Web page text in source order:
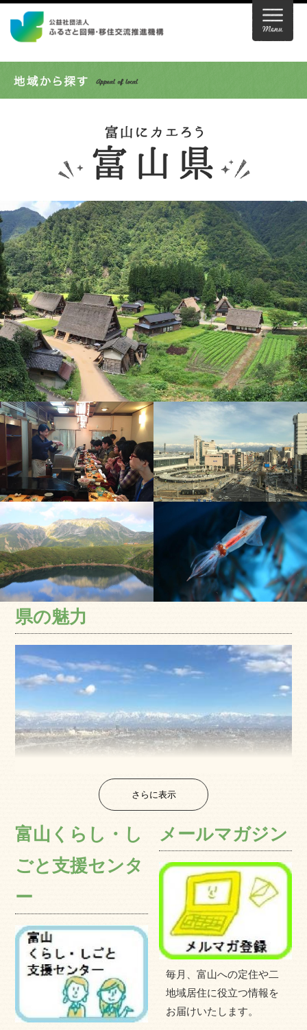
県の魅力
れ、中央には実り豊かな平野が広がり、富山湾、日本海へ
と開けている富山県では、植生自然度本州一が示すよう
に、美しく豊かな自然環境に恵まれ、四季の移り変わりが
鮮明で、多種多様な動植物が見られます。 また、天然の巨
大なダムともいえる山々からは、一年を通じて豊かできれ
いな水が生まれ、水力発電、各種用水など多目的に利用さ
れており、暮らしや産業を支える重要な資源となっていま
す。
さらに表示
富山くらし・し
ごと支援センタ
ー
メールマガジン
毎月、富山への定住や二
地域居住に役立つ情報を
お届けいたします。